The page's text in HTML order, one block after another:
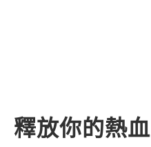
釋放你的熱